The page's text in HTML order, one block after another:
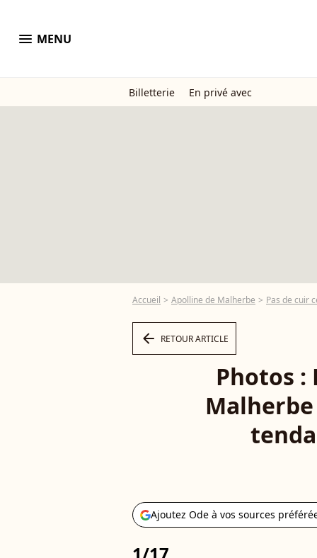
menu MENU
Billetterie En privé avec
Accueil Apolline de Malherbe Pas de cuir
arrow_left RETOUR ARTICLE
Photos :
Ajoutez Ode à vos sources